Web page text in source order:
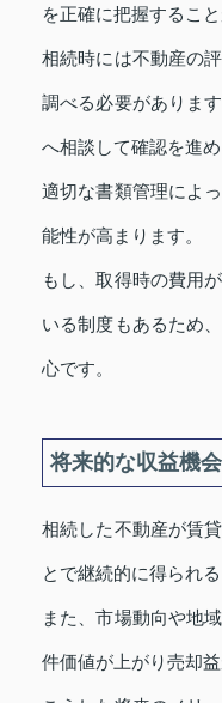
を正確に把握すること
相続時には不動産の
調べる必要がありま
へ相談して確認を進め
適切な書類管理によ
能性が高まります。
もし、取得時の費用
いる制度もあるため
心です。
将来的な収益機
相続した不動産が賃
とで継続的に得られ
また、市場動向や地
件価値が上がり売却